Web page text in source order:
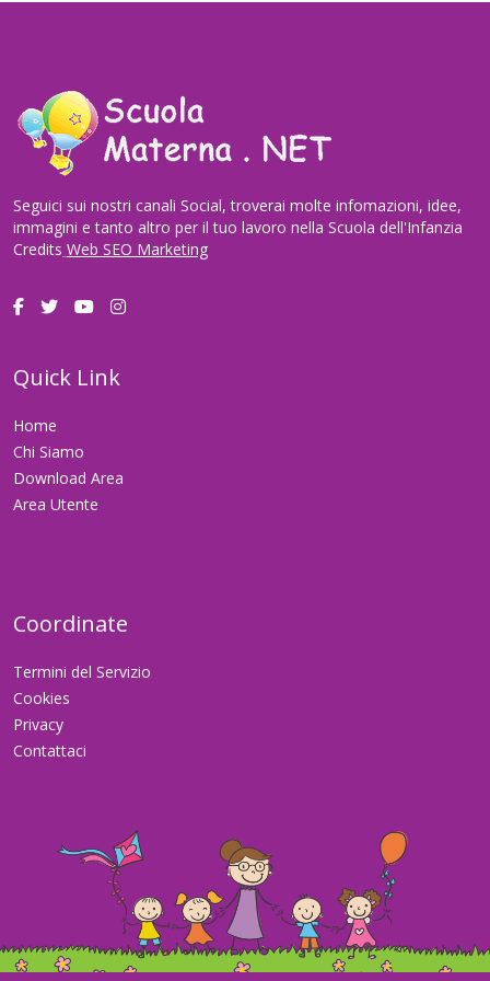
Seguici sui nostri canali Social, troverai molte infomazioni, idee,
immagini e tanto altro per il tuo lavoro nella Scuola dell'Infanzia
Credits Web SEO Marketing
Quick Link
Home
Chi Siamo
Download Area
Area Utente
Coordinate
Termini del Servizio
Cookies
Privacy
Contattaci